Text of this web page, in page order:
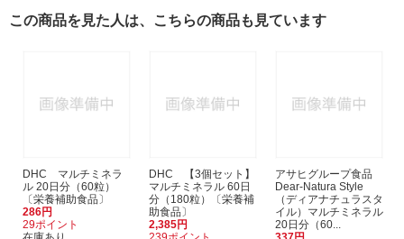
この商品を見た人は、こちらの商品も見ています
DHC マルチミネラ
ル 20日分（60粒）
〔栄養補助食品〕
286円
29ポイント
DHC 【3個セット】
マルチミネラル 60日
分（180粒）〔栄養補
助食品〕
2,385円
アサヒグループ食品
Dear-Natura Style
（ディアナチュラスタ
イル）マルチミネラル
20日分（60...